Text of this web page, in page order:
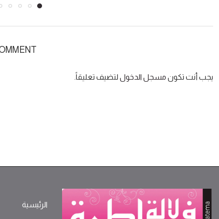
يجب أنت تكون مسجل الدخول لتضيف تعليقاً.
الرئيسية